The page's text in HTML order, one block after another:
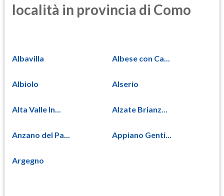
località in provincia di Como
Albavilla Albese con Ca...
Albiolo Alserio
Alta Valle In... Alzate Brianz...
Anzano del Pa... Appiano Genti...
Argegno